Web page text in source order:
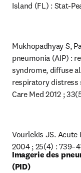
Island (FL) : Stat-
Mukhopadhyay S,
pneumonia (AIP) :
syndrome, diffuse
respiratory distress
Care Med 2012 ;
Vourlekis JS.
2004 ; 25(4) :
Imagerie des
(PID)